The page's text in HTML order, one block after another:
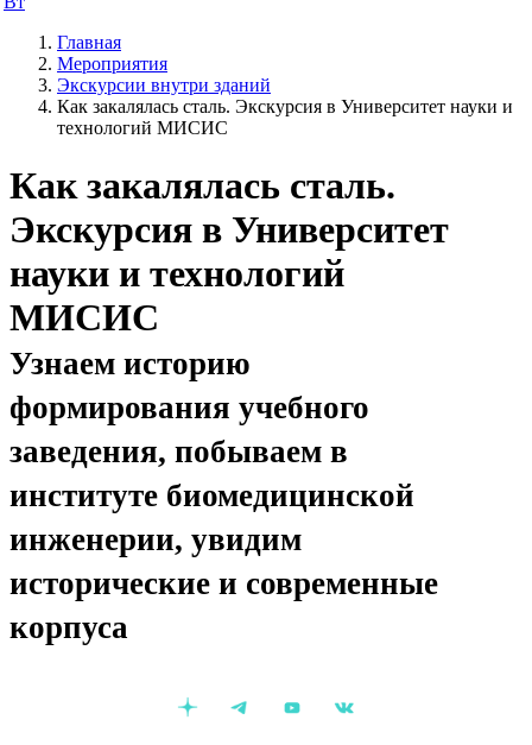
Главная
Мероприятия
Экскурсии внутри зданий
Как закалялась сталь. Экскурсия в Университет науки и
технологий МИСИС
Как закалялась сталь.
Экскурсия в Университет
науки и технологий
МИСИС
Узнаем историю
формирования учебного
заведения, побываем в
институте биомедицинской
инженерии, увидим
исторические и современные
корпуса